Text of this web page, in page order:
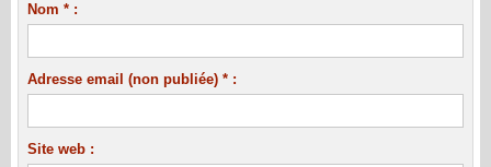
Nom * :
Adresse email (non publiée) * :
Site web :